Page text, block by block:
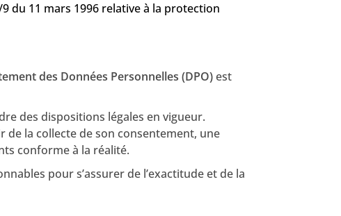
du 11 mars 1996 relative à la protection
des Données Personnelles (DPO)est
des dispositions légales en vigueur.
la collecte de son consentement, une
conforme à la réalité.
pour s’assurer de l’exactitude et de la